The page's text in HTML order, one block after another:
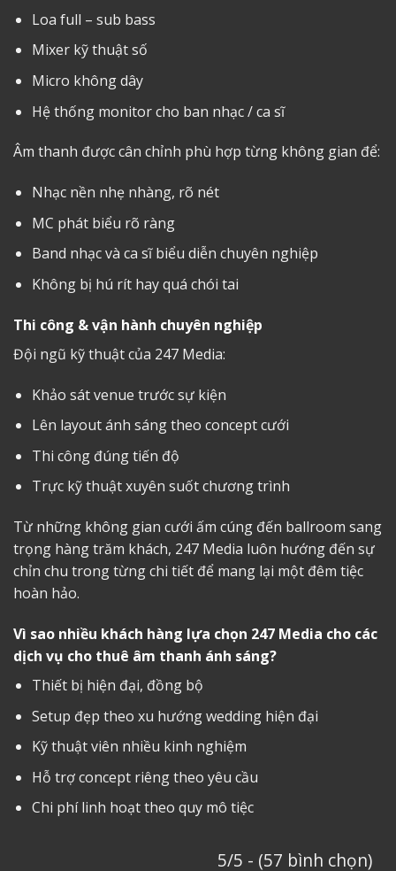
Loa full – sub bass
Mixer kỹ thuật số
Micro không dây
Hệ thống monitor cho ban nhạc / ca sĩ
Âm thanh được cân chỉnh phù hợp từng không gian để:
Nhạc nền nhẹ nhàng, rõ nét
MC phát biểu rõ ràng
Band nhạc và ca sĩ biểu diễn chuyên nghiệp
Không bị hú rít hay quá chói tai
Thi công & vận hành chuyên nghiệp
Đội ngũ kỹ thuật của 247 Media:
Khảo sát venue trước sự kiện
Lên layout ánh sáng theo concept cưới
Thi công đúng tiến độ
Trực kỹ thuật xuyên suốt chương trình
Từ những không gian cưới ấm cúng đến ballroom sang
trọng hàng trăm khách, 247 Media luôn hướng đến sự
chỉn chu trong từng chi tiết để mang lại một đêm tiệc
hoàn hảo.
Vì sao nhiều khách hàng lựa chọn 247 Media cho các
dịch vụ cho thuê âm thanh ánh sáng?
Thiết bị hiện đại, đồng bộ
Setup đẹp theo xu hướng wedding hiện đại
Kỹ thuật viên nhiều kinh nghiệm
Hỗ trợ concept riêng theo yêu cầu
Chi phí linh hoạt theo quy mô tiệc
5/5 - (57 bình chọn)